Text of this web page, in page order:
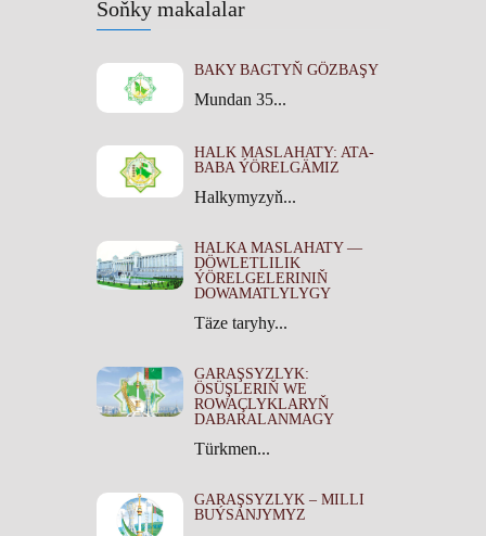
Soňky makalalar
BAKY BAGTYŇ GÖZBAŞY
Mundan 35...
HALK MASLAHATY: ATA-
BABA ÝÖRELGÄMIZ
Halkymyzyň...
HALKA MASLAHATY —
DÖWLETLILIK
ÝÖRELGELERINIŇ
DOWAMATLYLYGY
Täze taryhy...
GARAŞSYZLYK:
ÖSÜŞLERIŇ WE
ROWAÇLYKLARYŇ
DABARALANMAGY
Türkmen...
GARAŞSYZLYK – MILLI
BUÝSANJYMYZ